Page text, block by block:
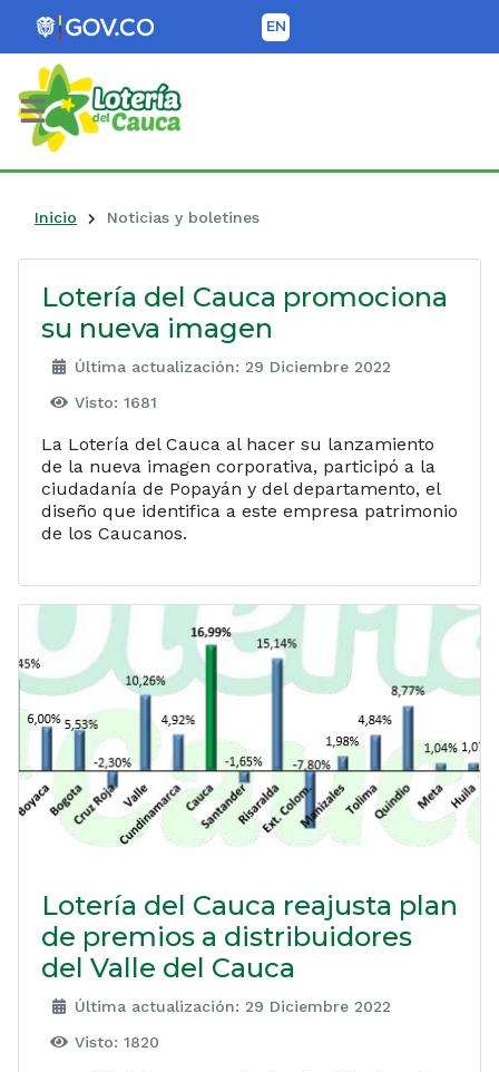
EN
Lotería del Cauca
Inicio Noticias y boletines
Lotería del Cauca promociona
su nueva imagen
Última actualización: 29 Diciembre 2022
Visto: 1681
La Lotería del Cauca al hacer su lanzamiento
de la nueva imagen corporativa, participó a la
ciudadanía de Popayán y del departamento, el
diseño que identifica a este empresa patrimonio
de los Caucanos.
Lotería del Cauca reajusta plan
de premios a distribuidores
del Valle del Cauca
Última actualización: 29 Diciembre 2022
Visto: 1820